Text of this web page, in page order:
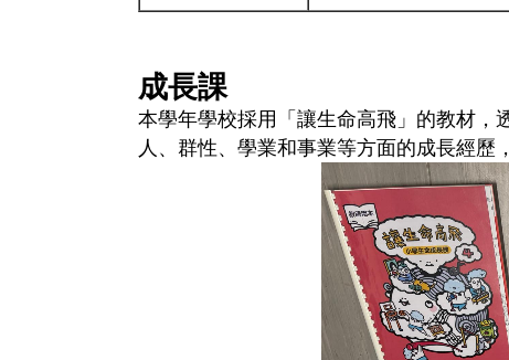
成長課
本學年學校採用「讓生命高飛」的教材，
人、群性、學業和事業等方面的成長經歷